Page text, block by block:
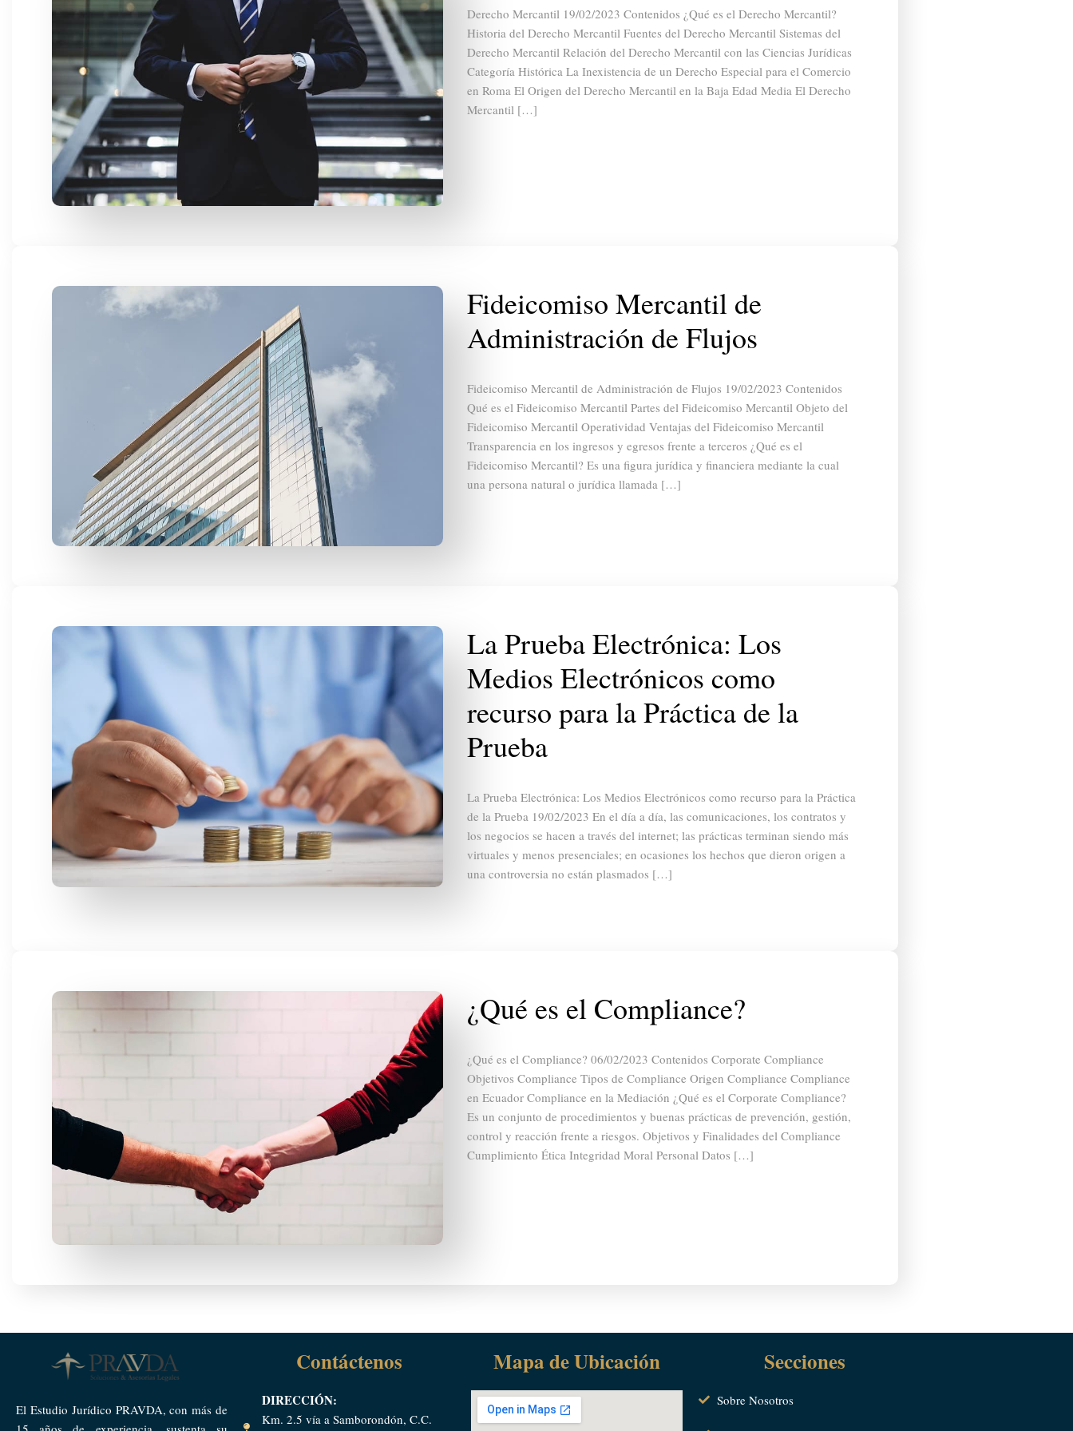
Derecho Mercantil 19/02/2023 Contenidos ¿Qué es el Derecho Mercantil?
Historia del Derecho Mercantil Fuentes del Derecho Mercantil Sistemas del
Derecho Mercantil Relación del Derecho Mercantil con las Ciencias Jurídicas
Categoría Histórica La Inexistencia de un Derecho Especial para el Comercio
en Roma El Origen del Derecho Mercantil en la Baja Edad Media El Derecho
Mercantil […]
Fideicomiso Mercantil de
Administración de Flujos
Fideicomiso Mercantil de Administración de Flujos 19/02/2023 Contenidos
Qué es el Fideicomiso Mercantil Partes del Fideicomiso Mercantil Objeto del
Fideicomiso Mercantil Operatividad Ventajas del Fideicomiso Mercantil
Transparencia en los ingresos y egresos frente a terceros ¿Qué es el
Fideicomiso Mercantil? Es una figura jurídica y financiera mediante la cual
una persona natural o jurídica llamada […]
La Prueba Electrónica: Los
Medios Electrónicos como
recurso para la Práctica de la
Prueba
La Prueba Electrónica: Los Medios Electrónicos como recurso para la Práctica
de la Prueba 19/02/2023 En el día a día, las comunicaciones, los contratos y
los negocios se hacen a través del internet; las prácticas terminan siendo más
virtuales y menos presenciales; en ocasiones los hechos que dieron origen a
una controversia no están plasmados […]
¿Qué es el Compliance?
¿Qué es el Compliance? 06/02/2023 Contenidos Corporate Compliance
Objetivos Compliance Tipos de Compliance Origen Compliance Compliance
en Ecuador Compliance en la Mediación ¿Qué es el Corporate Compliance?
Es un conjunto de procedimientos y buenas prácticas de prevención, gestión,
control y reacción frente a riesgos. Objetivos y Finalidades del Compliance
Cumplimiento Ética Integridad Moral Personal Datos […]
El Estudio Jurídico PRAVDA, con más de
Contáctenos
DIRECCIÓN:
Km. 2.5 vía a Samborondón, C.C.
Mapa de Ubicación Secciones
Sobre Nosotros